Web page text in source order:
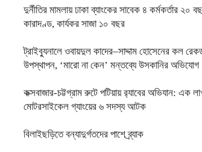
দুর্নীতির মামলায় ঢাকা ব্যাংকের সাবেক ৪ কর্মকর্তার ২০
কারাদণ্ড, কার্যকর সাজা ১০ বছর
ট্রাইব্যুনালে ওবায়দুল কাদের–সাদ্দাম হোসেনের কল
উপস্থাপন, ‘মারো না কেন’ মন্তব্যে উসকানির অভিযোগ
কক্সবাজার-চট্টগ্রাম রুটে পটিয়ায় র‍্যাবের অভিযান: এক
মোটরসাইকেল গ্যাংয়ের ৬ সদস্য আটক
বিলাইছড়িতে বন্যাদুর্গতদের পাশে ব্র্যাক